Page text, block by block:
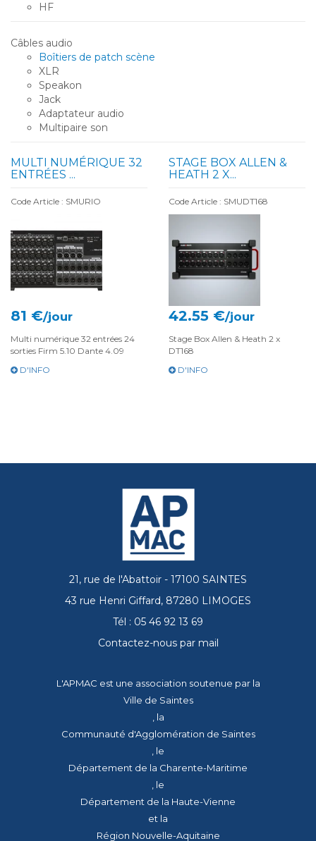
HF
Câbles audio
Boîtiers de patch scène
XLR
Speakon
Jack
Adaptateur audio
Multipaire son
MULTI NUMÉRIQUE 32
ENTRÉES ...
Code Article : SMURIO
81 €/jour
Multi numérique 32 entrées 24
sorties Firm 5.10 Dante 4.09
D'INFO
STAGE BOX ALLEN &
HEATH 2 X...
Code Article : SMUDT168
42.55 €/jour
Stage Box Allen & Heath 2 x
DT168
D'INFO
21, rue de l'Abattoir - 17100 SAINTES
43 rue Henri Giffard, 87280 LIMOGES
Tél : 05 46 92 13 69
Contactez-nous par mail
L'APMAC est une association soutenue par la
Ville de Saintes
, la
Communauté d'Agglomération de Saintes
, le
Département de la Charente-Maritime
, le
Département de la Haute-Vienne
et la
Région Nouvelle-Aquitaine